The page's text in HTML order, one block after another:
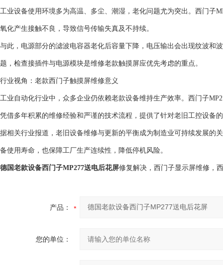
工业设备使用环境多为高温、多尘、潮湿，老化问题尤为突出。西门子
氧化产生接触不良，导致信号传输失真及不持续。
与此，电源部分的滤波电容器老化后容量下降，电压输出会出现纹波和
题，检查接插件与电源模块是维修老款触摸屏应优先考虑的重点。
行业视角：老款西门子触摸屏维修意义
工业自动化行业中，众多企业仍依赖老款设备维持生产效率。西门子
凭借多年积累的维修经验和严谨的技术流程，提供了针对老旧工控设备
据相关行业报道，老旧设备维修与更新的平衡成为制造业可持续发展的
备使用寿命，也保障工厂生产连续性，降低停机风险。
德国老款设备西门子MP277送电后花屏修复解决，西门子显示屏维修，
产品：
您的单位：